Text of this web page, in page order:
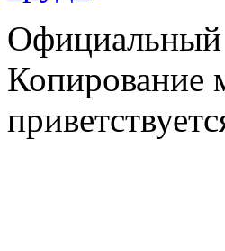
Официальный
Копирование